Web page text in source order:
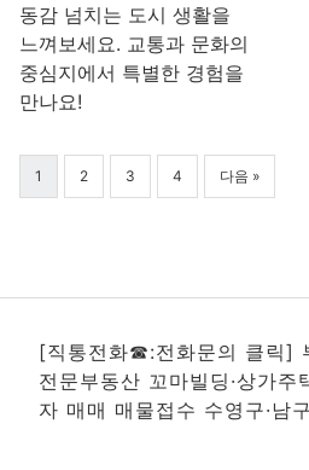
동감 넘치는 도시 생활을
느껴보세요. 교통과 문화의
중심지에서 특별한 경험을
만나요!
1 2 3 4 다음 »
[직통전화☎:전화문의 클릭]
전문부동산 꼬마빌딩·상가주
자 매매 매물접수 수영구·남